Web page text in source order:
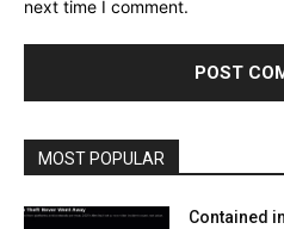
next time I comment.
MOST POPULAR
Contained